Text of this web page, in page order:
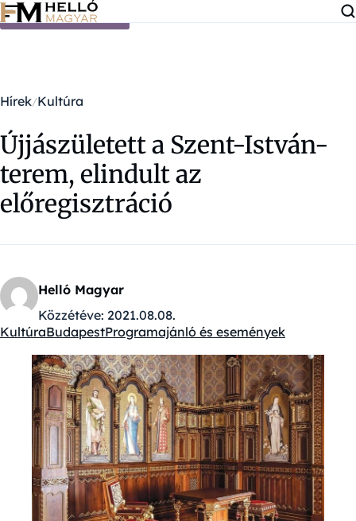
Ugrás a tartalomra
Hírek Kultúra
Újjászületett a Szent-István-
terem, elindult az
előregisztráció
Helló Magyar
Közzétéve: 2021.08.08.
Kategóriák:
KultúraBudapestProgramajánló és események